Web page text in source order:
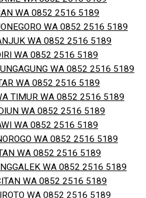
WA 0852 2516 5189
WA 0852 2516 5189
WA 0852 2516 5189
WA 0852 2516 5189
WA 0852 2516 5189
WA 0852 2516 5189
TIMUR WA 0852 2516 5189
WA 0852 2516 5189
WA 0852 2516 5189
WA 0852 2516 5189
WA 0852 2516 5189
WA 0852 2516 5189
WA 0852 2516 5189
WA 0852 2516 5189